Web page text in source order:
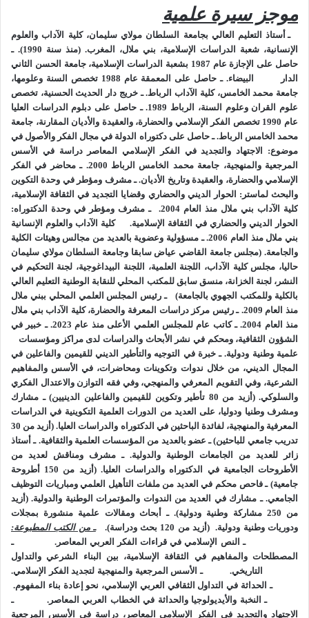
للقمع والمصادرة على حرية الفكر. وبين الدين الحامل للمعنى في
الحياة، والقيم المرشدة لسلوك الإنسان، والمعضدة للعلم والعقل
والتطور. نجده يُهمش الكل ويُغرق في تمجيد المادة التي ستعرف
بدورها تطورا رهيبا حينما ستتجاوز أصولها التفسيرية إلى السيولة
والعدمية المطلقة.
لقد أعلى عصر النهضة من شأن العقل والعلم والإنسان والطبيعة،
على ما صاحب ذلك من غلو أحيانا في تحويل تلك الأصول الى نزعات
عقلية وعلموية وإنسية ومادية، متمركزة حول ذاتها. وأعلى عصر
الأنوار بعده من قيمة الحقوق والحريات وتقرير النظم والمبادئ
والقوانين، وصحب كل ذلك نقاش واختلاف حيوي له مرجعيات وأصول
يستند اليها ويبرر من خلالها اختياراته؛ وحيث كان حضور القيم الكبرى
والمثل العليا، والبحث عن المشترك الإنساني في الأديان والثقافات
لايزال يوجه ويؤثر في إنتاج العلم والمعرفة.
لكن الدخول في طور العولمة وما بعد الحداثة من بوابات احتكار العلم
والعقل والمعرفة، والمصادرة عليها من طرف الشركات والمؤسسات
الإنتاجية العملاقة، إغراقا للأسواق بالمنتجات المعدلة والمتحكم فيها،
وتحريفا لأذواق الناس إلى درجة الهوس الاستهلاكي. حيث غدا الناس
والعالم في هذا المنظور سوقا تنافسية مفتوحة، وليس كائنات آدمية
لها وجود وكرامة. والأخطر من ذلك بناء منظومة “قيمية” موازية لقيم
الفطرة في الإنسان، تؤثثها مفردات تم تزييفها مثل تزييف السلع، في
معاني: اللذة، والمتعة، والتحرر، والاشباع اليومي بل واللحظي،
والتملك، والرغبات الفردية…الخ. يكون بذلك هذا“النموذج
الأسواقي”، القائد والمتحكم بكل شيء، قد تنكر لأصوله ومراجعه
التي كانت سببا في وجوده، ودخل مرحلة من السيولة والعدمية لا
يمكن الإمساك فيها بشيء. إنها سيولة المفردات والمفاهيم التي
تحدث عنها الفيلسوف وعالم الاجتماع زيغموند باومان بحق حيث لا
ثبات ولا يقين فيها.
للأسف لم ينصت هذا“النموذج الأسواقي”منذ بداية تشكله الأولى،
لصوت العلم والفكر، والعقل والفلسفة، والقيم والأخلاق، في
التنبيهات والتحذيرات التي أطلقها مؤرخون وفلاسفة، وعلماء ونقاد
من مختلف التخصصات، من داخل الغرب وليس من خارجه. نبه
المؤرخان الكبيران الألماني اوسفالد شبنغلر، والانجليزي أرنولد
توينبي، منذ مطلع القرن الماضي إلى أفول النموذج الحضاري الغربي
لسنن ضرورية متحكمة في النهوض والسقوط الحضاري. شنت
موجز سيرة علمية
ـ أستاذ التعليم العالي بجامعة السلطان مولاي سليمان، كلية الآداب والعلوم
الإنسانية، شعبة الدراسات الإسلامية، بني ملال، المغرب. (منذ سنة 1990).
ـ
حاصل على الإجازة عام 1987 بشعبة الدراسات الإسلامية، جامعة الحسن الثاني
الدار البيضاء.
ـ حاصل على المعمقة عام 1988 تخصص السنة وعلومها،
جامعة محمد الخامس، كلية الآداب الرباط. ـ خريج دار الحديث الحسنية، تخصص
علوم القران وعلوم السنة، الرباط 1989.
ـ حاصل على دبلوم الدراسات العليا
عام 1990 تخصص الفكر الإسلامي والحضارة، والعقيدة والأديان المقارنة، جامعة
محمد الخامس الرباط. ـ حاصل على دكتوراه الدولة في مجال الفكر والأصول في
موضوع: الاجتهاد والتجديد في الفكر الإسلامي المعاصر دراسة في الأسس
المرجعية والمنهجية، جامعة محمد الخامس الرباط 2000.
ـ محاضر في الفكر
الإسلامي والحضارة، والعقيدة وتاريخ الأديان. ـ مشرف ومؤطر في وحدة التكوين
والبحث لماستر: الحوار الديني والحضاري وقضايا التجديد في الثقافة الإسلامية،
كلية الآداب بني ملال منذ العام 2004.
ـ مشرف ومؤطر في وحدة الدكتوراه:
الحوار الديني والحضاري في الثقافة الإسلامية.
كلية الآداب والعلوم الإنسانية
بني ملال منذ العام 2006.
ـ مسؤولية وعضوية بالعديد من مجالس وهيئات الكلية
والجامعة. (مجلس جامعة القاضي عياض سابقا وجامعة السلطان مولاي سليمان
حاليا، مجلس كلية الآداب، اللجنة العلمية، اللجنة البيداغوجية، لجنة التحكيم في
النشر، لجنة الخزانة، منسق سابق للمكتب المحلي للنقابة الوطنية التعليم العالي
بالكلية وللمكتب الجهوي بالجامعة)
ـ رئيس المجلس العلمي المحلي ببني ملال
منذ العام 2009.
ـ رئيس مركز دراسات المعرفة والحضارة، كلية الآداب بني ملال
منذ العام 2004.
ـ كاتب عام للمجلس العلمي الأعلى منذ عام 2023.
ـ خبير في
الشؤون الثقافية، ومحكم في نشر الأبحاث والدراسات لدى مراكز ومؤسسات
علمية وطنية ودولية.ـ خبرة في التوجيه والتأطير الديني للقيمين والفاعلين في
المجال الديني، من خلال ندوات وتكوينات ومحاضرات، في الأسس والمفاهيم
الشرعية، وفي التقويم المعرفي والمنهجي، وفي فقه التوازن والاعتدال الفكري
والسلوكي. (أزيد من 80 تأطير وتكوين للقيمين والفاعلين الدينيين)
ـ مشارك
ومشرف وطنيا ودوليا، على العديد من الدورات العلمية التكوينية في الدراسات
المعرفية والمنهجية، لفائدة الباحثين في الدكتوراه والدراسات العليا.
(أزيد من 30
تدريب جامعي للباحثين) ـ عضو بالعديد من المؤسسات العلمية والثقافية. ـ أستاذ
زائر للعديد من الجامعات الوطنية والدولية. ـ مشرف ومناقش لعديد من
الأطروحات الجامعية في الدكتوراه والدراسات العليا.
(أزيد من 150 أطروحة
جامعية) ـ فاحص محكم في العديد من ملفات التأهيل العلمي ومباريات التوظيف
الجامعي. ـ مشارك في العديد من الندوات والمؤتمرات الوطنية والدولية. (أزيد
من 250 مشاركة وطنية ودولية).
ـ أبحاث ومقالات علمية منشورة بمجلات
ودوريات وطنية ودولية. (أزيد من 120 بحث ودراسة).
ـ من الكتب المطبوعة:
ـ النص الإسلامي في قراءات الفكر العربي المعاصر.
ـ
المصطلحات والمفاهيم في الثقافة الإسلامية، بين البناء الشرعي والتداول
التاريخي.
ـ الأسس المرجعية والمنهجية لتجديد الفكر الإسلامي.
ـ الحداثة في التداول الثقافي العربي الإسلامي، نحو إعادة بناء المفهوم.
ـ النخبة والأيديولوجيا والحداثة في الخطاب العربي المعاصر.
ـ
الاجتهاد والتجديد في الفكر الإسلامي المعاصر، دراسة في الأسس المرجعية